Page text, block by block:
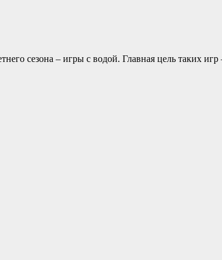
сезона – игры с водой. Главная цель таких